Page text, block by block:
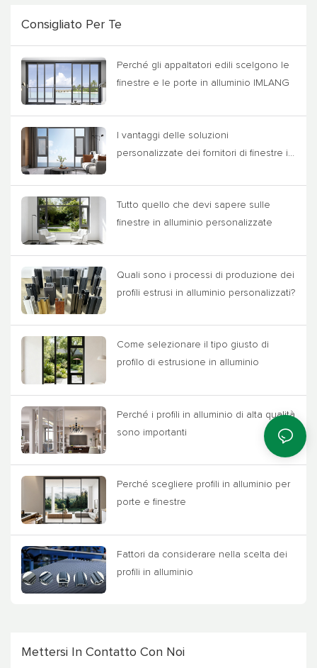
Consigliato Per Te
Perché gli appaltatori edili scelgono le
finestre e le porte in alluminio IMLANG
I vantaggi delle soluzioni
personalizzate dei fornitori di finestre in
Tutto quello che devi sapere sulle
finestre in alluminio personalizzate
Quali sono i processi di produzione dei
profili estrusi in alluminio personalizzati?
Come selezionare il tipo giusto di
profilo di estrusione in alluminio
Perché i profili in alluminio di alta qualità
sono importanti
Perché scegliere profili in alluminio per
porte e finestre
Fattori da considerare nella scelta dei
profili in alluminio
Mettersi In Contatto Con Noi